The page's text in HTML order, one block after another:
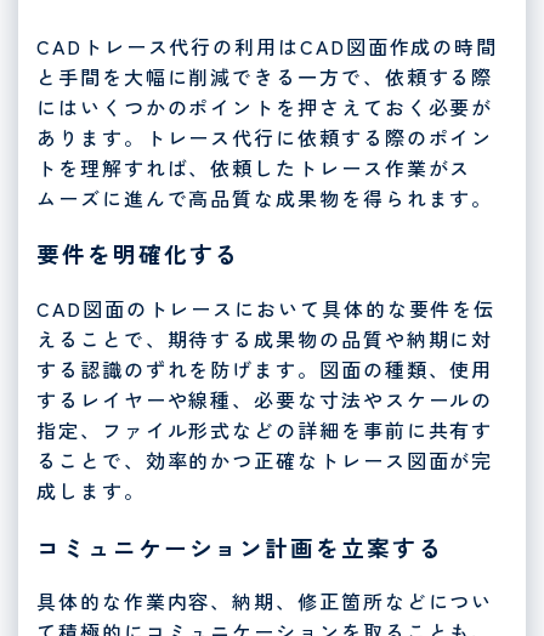
CADトレース代行の利用はCAD図面作成の時間
と手間を大幅に削減できる一方で、依頼する際
にはいくつかのポイントを押さえておく必要が
あります。トレース代行に依頼する際のポイン
トを理解すれば、依頼したトレース作業がス
ムーズに進んで高品質な成果物を得られます。
要件を明確化する
CAD図面のトレースにおいて具体的な要件を伝
えることで、期待する成果物の品質や納期に対
する認識のずれを防げます。図面の種類、使用
するレイヤーや線種、必要な寸法やスケールの
指定、ファイル形式などの詳細を事前に共有す
ることで、効率的かつ正確なトレース図面が完
成します。
コミュニケーション計画を立案する
具体的な作業内容、納期、修正箇所などについ